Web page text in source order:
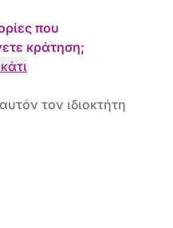
που
κράτηση;
τον ιδιοκτήτη